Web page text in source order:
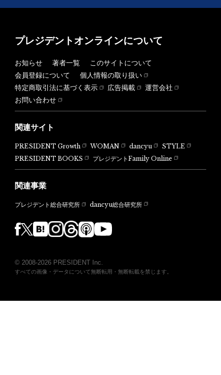
プレジデントオンラインについて
お知らせ 著者一覧
このサイトについて
会員登録について
個人情報の取り扱い
特定商取引法に基づく表示
広告掲載
運営会社
お問い合わせ
関連サイト
PRESIDENT Growth WOMAN dancyu
STYLE
PRESIDENT BOOKS
プレジデントFamily Online
関連事業
プレジデント総合研究所 dancyu総合研究所
© 2008-2026 PRESIDENT Inc.
すべての画像・データについて無断転用・無断転載を禁じます。